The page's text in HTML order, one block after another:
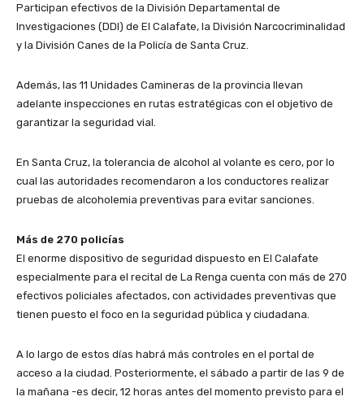
Participan efectivos de la División Departamental de
Investigaciones (DDI) de El Calafate, la División Narcocriminalidad
y la División Canes de la Policía de Santa Cruz.
Además, las 11 Unidades Camineras de la provincia llevan
adelante inspecciones en rutas estratégicas con el objetivo de
garantizar la seguridad vial.
En Santa Cruz, la tolerancia de alcohol al volante es cero, por lo
cual las autoridades recomendaron a los conductores realizar
pruebas de alcoholemia preventivas para evitar sanciones.
Más de 270 policías
El enorme dispositivo de seguridad dispuesto en El Calafate
especialmente para el recital de La Renga cuenta con más de 270
efectivos policiales afectados, con actividades preventivas que
tienen puesto el foco en la seguridad pública y ciudadana.
A lo largo de estos días habrá más controles en el portal de
acceso a la ciudad. Posteriormente, el sábado a partir de las 9 de
la mañana -es decir, 12 horas antes del momento previsto para el